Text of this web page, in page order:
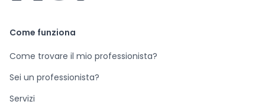
Come funziona
Come trovare il mio professionista?
Sei un professionista?
Servizi